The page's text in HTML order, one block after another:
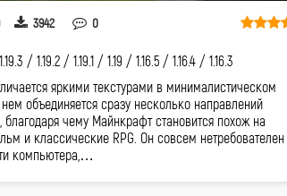
3942 0
/1.19.2 /1.19.1 /1.19 /1.16.5 /1.16.4 /1.16.3
яркими текстурами в минималистическом
объединяется сразу несколько направлений
благодаря чему Майнкрафт становится похож на
и классические RPG. Он совсем
компьютера,…